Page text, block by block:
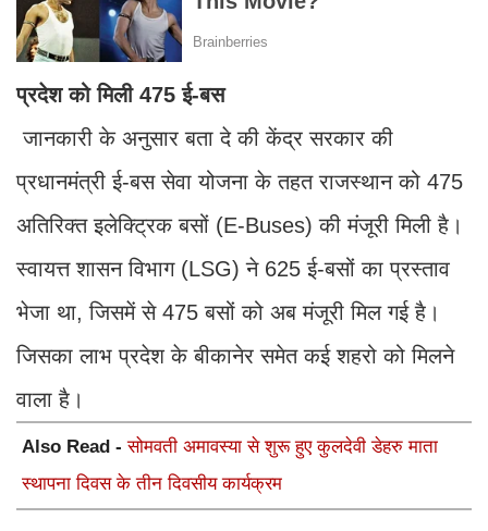
प्रदेश को मिली 475 ई-बस
जानकारी के अनुसार बता दे की केंद्र सरकार की
प्रधानमंत्री ई-बस सेवा योजना के तहत राजस्थान को 475
अतिरिक्त इलेक्ट्रिक बसों (E-Buses) की मंजूरी मिली है।
स्वायत्त शासन विभाग (LSG) ने 625 ई-बसों का प्रस्ताव
भेजा था, जिसमें से 475 बसों को अब मंजूरी मिल गई है।
जिसका लाभ प्रदेश के बीकानेर समेत कई शहरो को मिलने
वाला है।
Also Read -सोमवती अमावस्या से शुरू हुए कुलदेवी डेहरु माता
स्थापना दिवस के तीन दिवसीय कार्यक्रम